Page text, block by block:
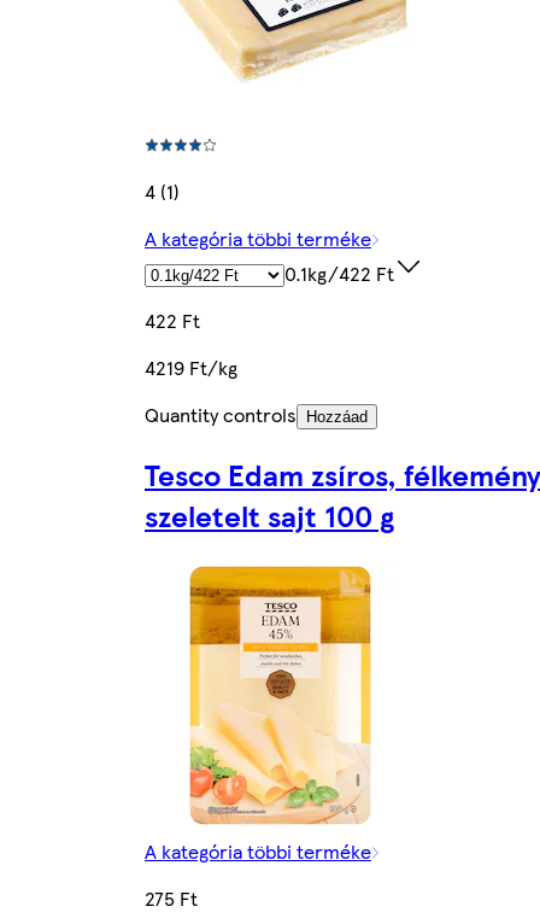
4 (1)
A kategória többi terméke
0.1kg/422 Ft
422 Ft
4219 Ft/kg
Quantity controls
Hozzáad
Tesco Edam zsíros, félkemény
szeletelt sajt 100 g
A kategória többi terméke
275 Ft